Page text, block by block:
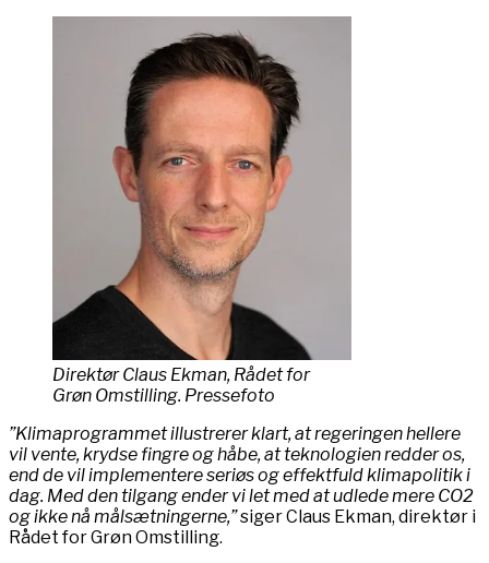
Direktør Claus Ekman, Rådet for
Grøn Omstilling. Pressefoto
”Klimaprogrammet illustrerer klart, at regeringen hellere
vil vente, krydse fingre og håbe, at teknologien redder os,
end de vil implementere seriøs og effektfuld klimapolitik i
dag. Med den tilgang ender vi let med at udlede mere CO2
og ikke nå målsætningerne,”siger Claus Ekman, direktør i
Rådet for Grøn Omstilling.